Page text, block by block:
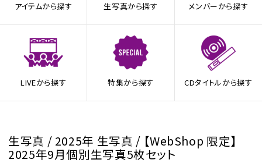
アイテムから探す 生写真から探す メンバーから探す
LIVEから探す 特集から探す CDタイトルから探す
生写真 / 2025年 生写真 / 【WebShop 限定】
2025年9月個別生写真5枚セット